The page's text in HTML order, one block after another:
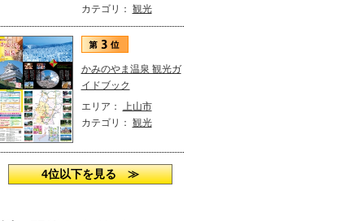
カテゴリ： 観光
かみのやま温泉 観光ガ
イドブック
エリア： 上山市
カテゴリ： 観光
4位以下を見る ≫